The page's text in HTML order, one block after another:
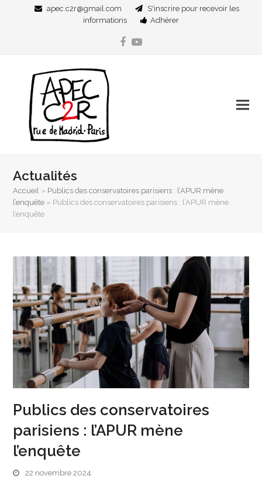
apec.c2r@gmail.com
S'inscrire pour recevoir les
informations
Adhérer
Facebook
YouTube
Actualités
Accueil » Publics des conservatoires parisiens : l’APUR mène
l’enquête » Publics des conservatoires parisiens : l’APUR mène
l’enquête
Publics des conservatoires
parisiens : l’APUR mène
l’enquête
22 novembre 2024